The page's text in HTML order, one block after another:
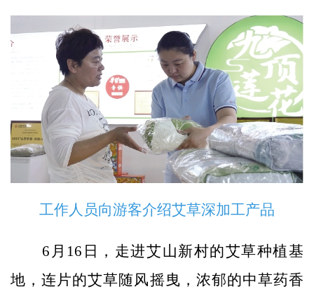
工作人员向游客介绍艾草深加工产品
6月16日，走进艾山新村的艾草种植基
地，连片的艾草随风摇曳，浓郁的中草药香